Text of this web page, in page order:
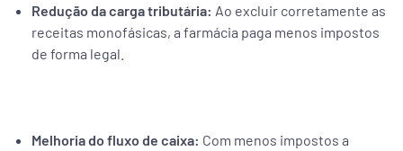
Redução da carga tributária: Ao excluir corretamente as
receitas monofásicas, a farmácia paga menos impostos
de forma legal.
Melhoria do fluxo de caixa: Com menos impostos a